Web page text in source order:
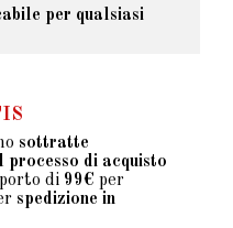
per qualsiasi
sottratte
processo di acquisto
di 99€ per
spedizione in